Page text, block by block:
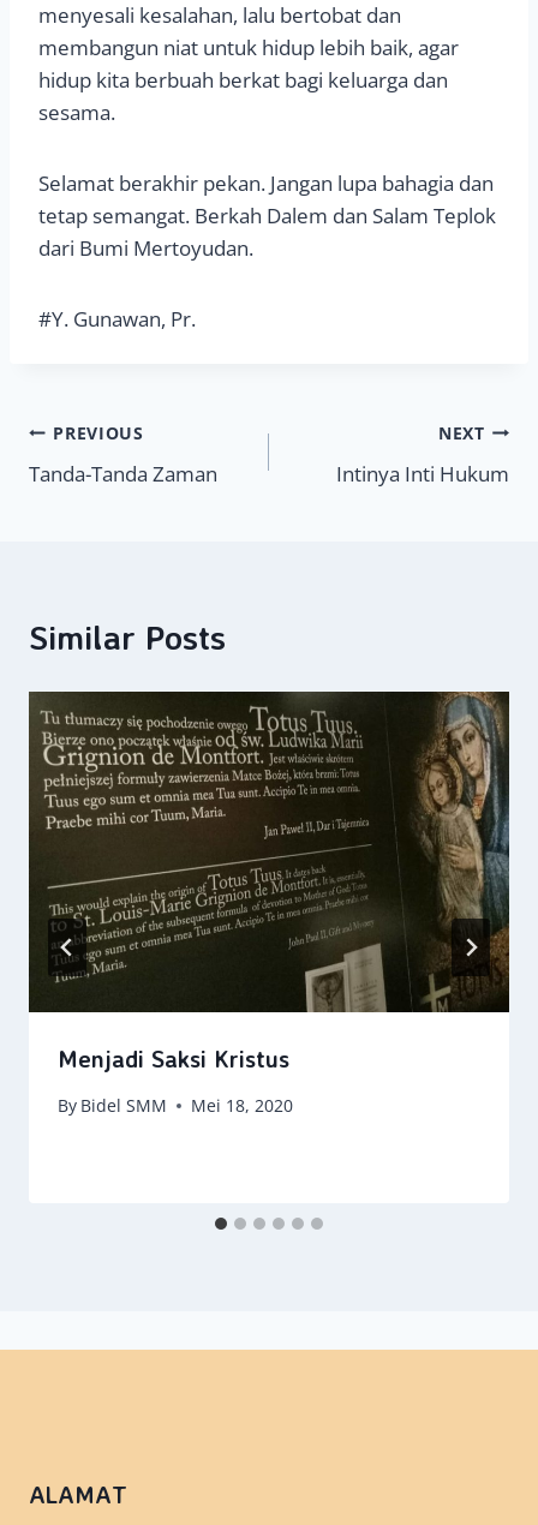
menyesali kesalahan, lalu bertobat dan
membangun niat untuk hidup lebih baik, agar
hidup kita berbuah berkat bagi keluarga dan
sesama.
Selamat berakhir pekan. Jangan lupa bahagia dan
tetap semangat. Berkah Dalem dan Salam Teplok
dari Bumi Mertoyudan.
#Y. Gunawan, Pr.
Navigasi
pos
PREVIOUS
Tanda-Tanda Zaman
NEXT
Intinya Inti Hukum
Similar Posts
Menjadi Saksi Kristus
By Bidel SMM Mei 18, 2020
ALAMAT